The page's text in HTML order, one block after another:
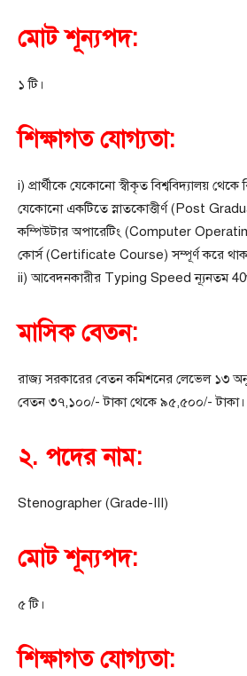
মোট শূন্যপদ:
১ টি।
শিক্ষাগত যোগ্যতা:
i) প্রার্থীকে যেকোনো স্বীকৃত বিশ্ববিদ্যালয় থেকে
যেকোনো একটিতে স্নাতকোত্তীর্ণ (Post
কম্পিউটার অপারেটিং (Computer
কোর্স (Certificate Course) সম্পূর্ণ করে
ii) আবেদনকারীর Typing Speed ন্যূনতম
মাসিক বেতন:
রাজ্য সরকারের বেতন কমিশনের লেভেল ১৩
বেতন ৩৭,১০০/- টাকা থেকে ৯৫,৫০০/- টাকা।
২. পদের নাম:
Stenographer (Grade-III)
মোট শূন্যপদ:
৫ টি।
শিক্ষাগত যোগ্যতা: